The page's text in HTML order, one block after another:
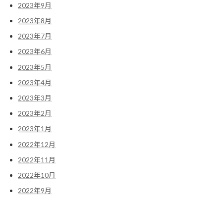
2023年9月
2023年8月
2023年7月
2023年6月
2023年5月
2023年4月
2023年3月
2023年2月
2023年1月
2022年12月
2022年11月
2022年10月
2022年9月